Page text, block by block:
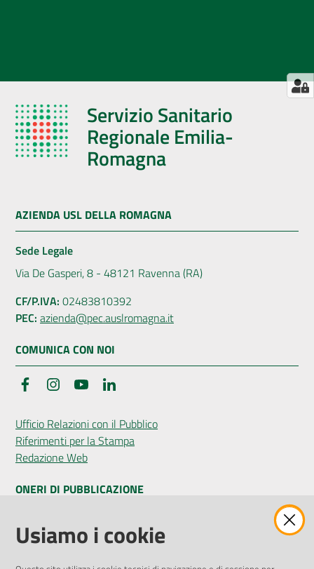
Servizio Sanitario
Regionale Emilia-
Romagna
AZIENDA USL DELLA ROMAGNA
Sede Legale
Via De Gasperi, 8 - 48121 Ravenna (RA)
CF/P.IVA: 02483810392
PEC: azienda@pec.auslromagna.it
COMUNICA CON NOI
FacebookInstagramYouTube
Ufficio Relazioni con il Pubblico
Riferimenti per la Stampa
Redazione Web
ONERI DI PUBBLICAZIONE
Amministrazione Trasparente
Pubblicità legale
Usiamo i cookie